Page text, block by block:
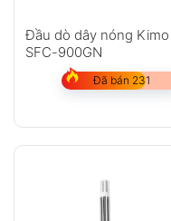
Đầu dò dây nóng Kimo
SFC-900GN
Đã bán 231